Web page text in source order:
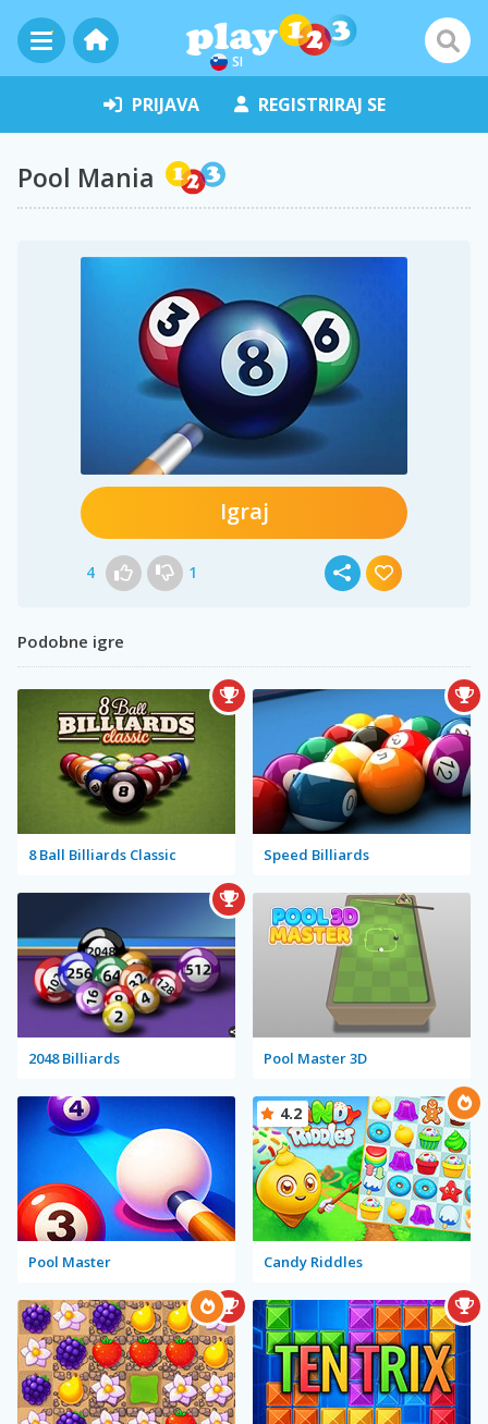
SI
PRIJAVA REGISTRIRAJ SE
Pool Mania
Igraj
4 1
Podobne igre
8 Ball Billiards Classic Speed Billiards
2048 Billiards Pool Master 3D
Pool Master Candy Riddles
4.2